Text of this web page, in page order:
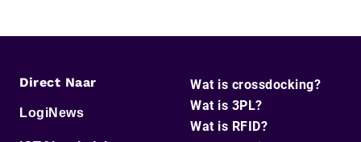
Direct Naar
LogiNews
Wat is crossdocking?
Wat is 3PL?
Wat is RFID?